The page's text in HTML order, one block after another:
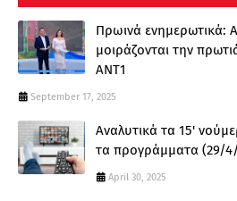
Πρωινά ενημερωτικά:
μοιράζονται την
ΑΝΤ1
September 17, 2025
Αναλυτικά τα 15'
τα προγράμματα (29/
April 30, 2025